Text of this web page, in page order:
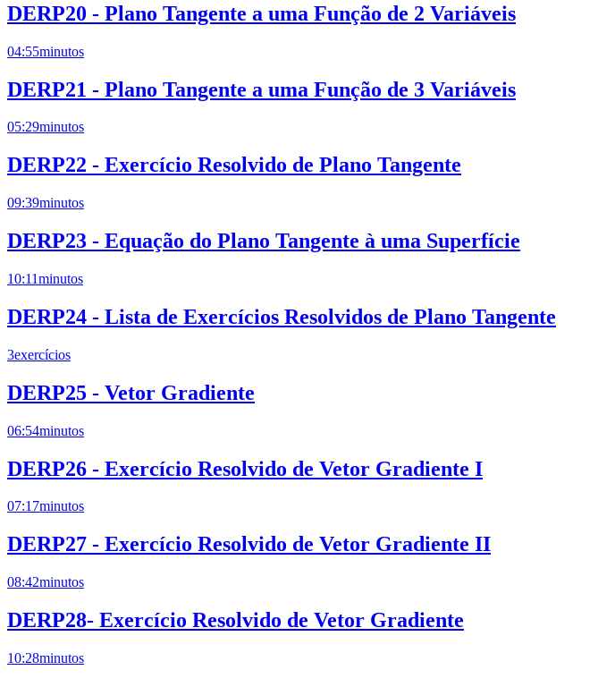
DERP20 - Plano Tangente a uma Função de 2 Variáveis
04:55minutos
DERP21 - Plano Tangente a uma Função de 3 Variáveis
05:29minutos
DERP22 - Exercício Resolvido de Plano Tangente
09:39minutos
DERP23 - Equação do Plano Tangente à uma Superfície
10:11minutos
DERP24 - Lista de Exercícios Resolvidos de Plano Tangente
3exercícios
DERP25 - Vetor Gradiente
06:54minutos
DERP26 - Exercício Resolvido de Vetor Gradiente I
07:17minutos
DERP27 - Exercício Resolvido de Vetor Gradiente II
08:42minutos
DERP28- Exercício Resolvido de Vetor Gradiente
10:28minutos